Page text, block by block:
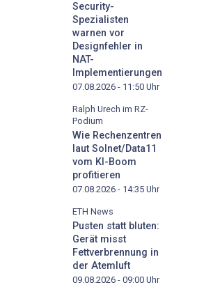
Security-
Spezialisten
warnen vor
Designfehler in
NAT-
Implementierungen
07.08.2026 - 11:50 Uhr
Ralph Urech im RZ-
Podium
Wie Rechenzentren
laut Solnet/Data11
vom KI-Boom
profitieren
07.08.2026 - 14:35 Uhr
ETH News
Pusten statt bluten:
Gerät misst
Fettverbrennung in
der Atemluft
09.08.2026 - 09:00 Uhr